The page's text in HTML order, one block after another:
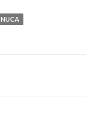
NUCA